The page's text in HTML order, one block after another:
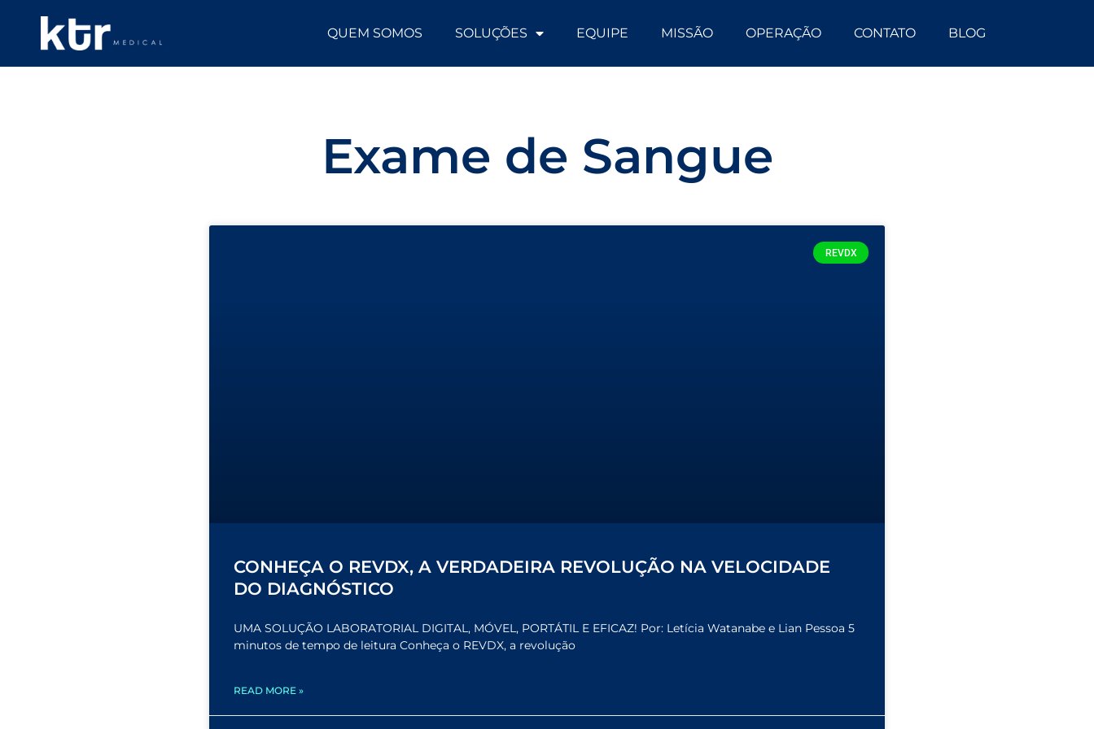
QUEM SOMOS SOLUÇÕES EQUIPE MISSÃO OPERAÇÃO CONTATO BLOG
Exame de Sangue
REVDX
CONHEÇA O REVDX, A VERDADEIRA REVOLUÇÃO NA VELOCIDADE
DO DIAGNÓSTICO
UMA SOLUÇÃO LABORATORIAL DIGITAL, MÓVEL, PORTÁTIL E EFICAZ! Por: Letícia Watanabe e Lian Pessoa 5
minutos de tempo de leitura Conheça o REVDX, a revolução
READ MORE »